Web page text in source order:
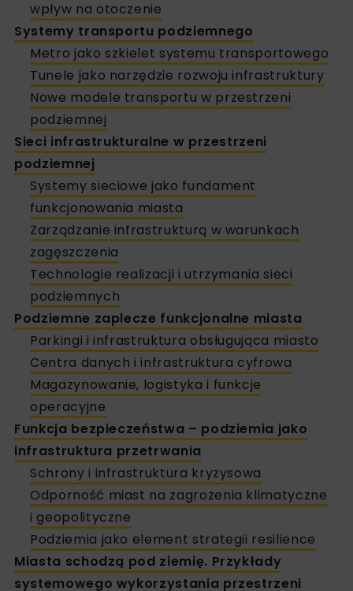
wpływ na otoczenie
Systemy transportu podziemnego
Metro jako szkielet systemu transportowego
Tunele jako narzędzie rozwoju infrastruktury
Nowe modele transportu w przestrzeni
podziemnej
Sieci infrastrukturalne w przestrzeni
podziemnej
Systemy sieciowe jako fundament
funkcjonowania miasta
Zarządzanie infrastrukturą w warunkach
zagęszczenia
Technologie realizacji i utrzymania sieci
podziemnych
Podziemne zaplecze funkcjonalne miasta
Parkingi i infrastruktura obsługująca miasto
Centra danych i infrastruktura cyfrowa
Magazynowanie, logistyka i funkcje
operacyjne
Funkcja bezpieczeństwa – podziemia jako
infrastruktura przetrwania
Schrony i infrastruktura kryzysowa
Odporność miast na zagrożenia klimatyczne
i geopolityczne
Podziemia jako element strategii resilience
Miasta schodzą pod ziemię. Przykłady
systemowego wykorzystania przestrzeni